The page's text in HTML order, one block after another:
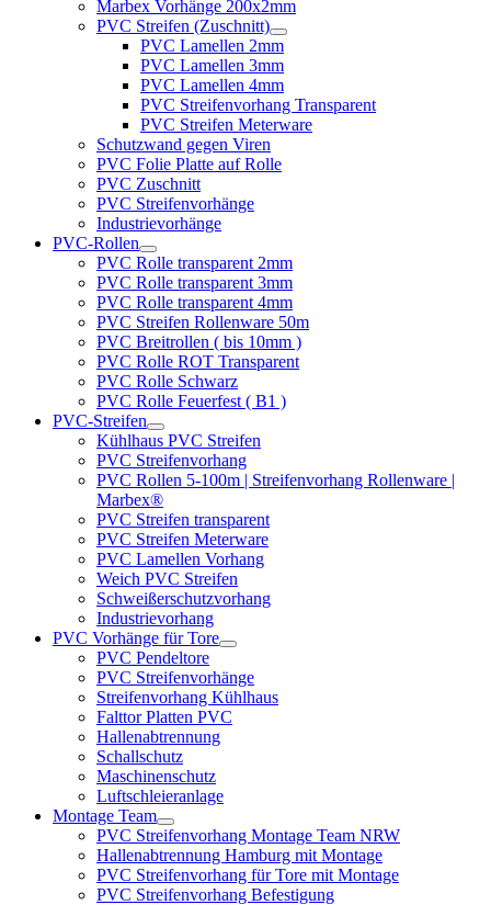
Marbex Vorhänge 200x2mm
PVC Streifen (Zuschnitt)
PVC Lamellen 2mm
PVC Lamellen 3mm
PVC Lamellen 4mm
PVC Streifenvorhang Transparent
PVC Streifen Meterware
Schutzwand gegen Viren
PVC Folie Platte auf Rolle
PVC Zuschnitt
PVC Streifenvorhänge
Industrievorhänge
PVC-Rollen
PVC Rolle transparent 2mm
PVC Rolle transparent 3mm
PVC Rolle transparent 4mm
PVC Streifen Rollenware 50m
PVC Breitrollen ( bis 10mm )
PVC Rolle ROT Transparent
PVC Rolle Schwarz
PVC Rolle Feuerfest ( B1 )
PVC-Streifen
Kühlhaus PVC Streifen
PVC Streifenvorhang
PVC Rollen 5-100m | Streifenvorhang Rollenware |
Marbex®
PVC Streifen transparent
PVC Streifen Meterware
PVC Lamellen Vorhang
Weich PVC Streifen
Schweißerschutzvorhang
Industrievorhang
PVC Vorhänge für Tore
PVC Pendeltore
PVC Streifenvorhänge
Streifenvorhang Kühlhaus
Falttor Platten PVC
Hallenabtrennung
Schallschutz
Maschinenschutz
Luftschleieranlage
Montage Team
PVC Streifenvorhang Montage Team NRW
Hallenabtrennung Hamburg mit Montage
PVC Streifenvorhang für Tore mit Montage
PVC Streifenvorhang Befestigung